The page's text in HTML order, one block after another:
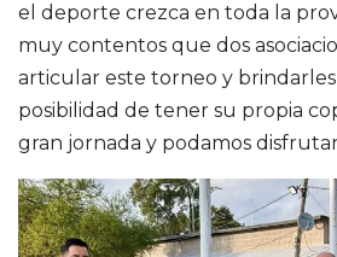
el deporte crezca en toda la
muy contentos que dos
articular este torneo y brindarles
posibilidad de tener su propia
gran jornada y podamos